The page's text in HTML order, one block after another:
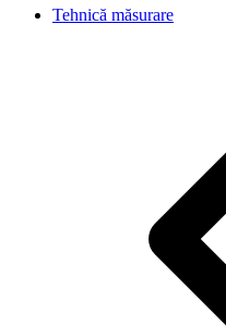
Tehnică măsurare